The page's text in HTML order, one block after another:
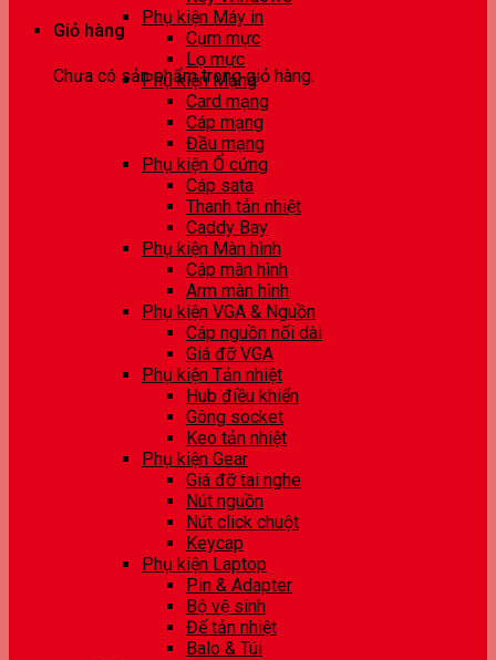
Giỏ hàng
Chưa có sản phẩm trong giỏ hàng.
Phụ kiện Máy in
Cụm mực
Lọ mực
Phụ kiện Mạng
Card mạng
Cáp mạng
Đầu mạng
Phụ kiện Ổ cứng
Cáp sata
Thanh tản nhiệt
Caddy Bay
Phụ kiện Màn hình
Cáp màn hình
Arm màn hình
Phụ kiện VGA & Nguồn
Cáp nguồn nối dài
Giá đỡ VGA
Phụ kiện Tản nhiệt
Hub điều khiển
Gông socket
Keo tản nhiệt
Phụ kiện Gear
Giá đỡ tai nghe
Nút nguồn
Nút click chuột
Keycap
Phụ kiện Laptop
Pin & Adapter
Bộ vệ sinh
Đế tản nhiệt
Balo & Túi